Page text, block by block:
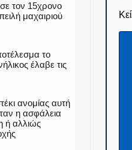
τον 15χρονο
μαχαιριού
το
έλαβε τις
ανομίας αυτή
η ασφάλεια
ή αλλιώς